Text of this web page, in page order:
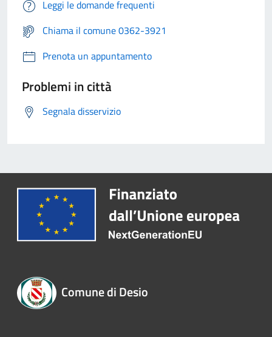
Leggi le domande frequenti
Chiama il comune 0362-3921
Prenota un appuntamento
Problemi in città
Segnala disservizio
Comune di Desio